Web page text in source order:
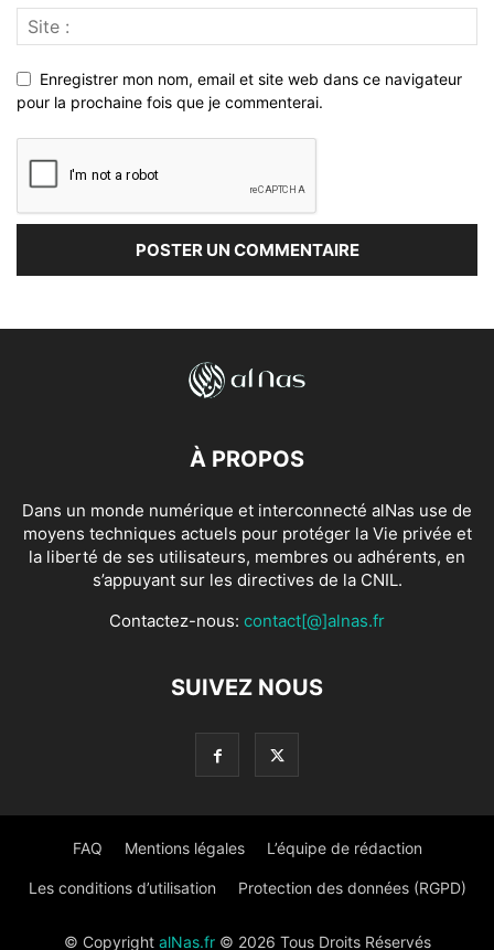
Enregistrer mon nom, email et site web dans ce navigateur
pour la prochaine fois que je commenterai.
À PROPOS
Dans un monde numérique et interconnecté alNas use de
moyens techniques actuels pour protéger la Vie privée et
la liberté de ses utilisateurs, membres ou adhérents, en
s’appuyant sur les directives de la CNIL.
Contactez-nous: contact[@]alnas.fr
SUIVEZ NOUS
FAQ Mentions légales L’équipe de rédaction
Les conditions d’utilisation Protection des données (RGPD)
© Copyright alNas.fr© 2026 Tous Droits Réservés